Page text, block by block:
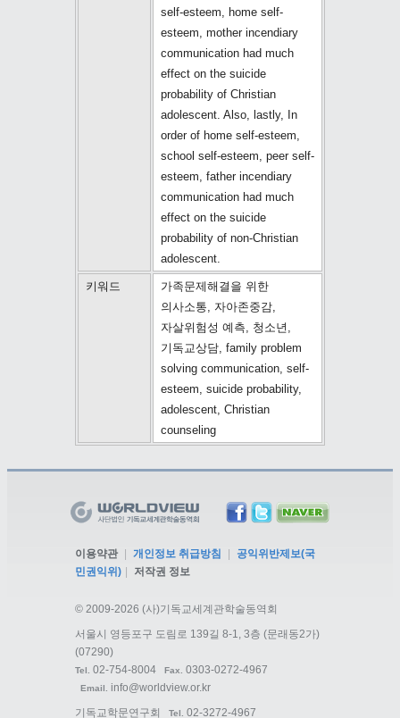
self-esteem, home self-
esteem, mother incendiary
communication had much
effect on the suicide
probability of Christian
adolescent. Also, lastly, In
order of home self-esteem,
school self-esteem, peer self-
esteem, father incendiary
communication had much
effect on the suicide
probability of non-Christian
adolescent.
키워드
가족문제해결을 위한
의사소통, 자아존중감,
자살위험성 예측, 청소년,
기독교상담, family problem
solving communication, self-
esteem, suicide probability,
adolescent, Christian
counseling
이용약관 개인정보 취급방침
공익위반제보(국
민권익위)
저작권 정보
© 2009-2026 (사)기독교세계관학술동역회
서울시 영등포구 도림로 139길 8-1, 3층 (문래동2가)
(07290)
Tel. 02-754-8004 Fax. 0303-0272-4967
Email.
info@worldview.or.kr
기독교학문연구회
Tel. 02-3272-4967